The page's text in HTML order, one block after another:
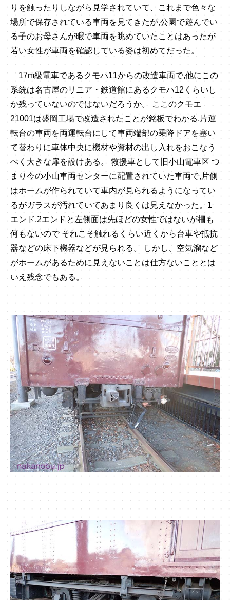
りを触ったりしながら見学されていて、これまで色々な
場所で保存されている車両を見てきたが,公園で遊んでい
る子のお母さんが暇で車両を眺めていたことはあったが
若い女性が車両を確認している姿は初めてだった。
17m級電車であるクモハ11からの改造車両で,他にこの
系統は名古屋のリニア・鉄道館にあるクモハ12くらいし
か残っていないのではないだろうか。 ここのクモエ
21001は盛岡工場で改造されたことが銘板でわかる,片運
転台の車両を両運転台にして車両端部の乗降ドアを塞い
て替わりに車体中央に機材や資材の出し入れをおこなう
べく大きな扉を設けある。 救援車として旧小山電車区 つ
まり今の小山車両センターに配置されていた車両で,片側
はホームが作られていて車内が見られるようになってい
るがガラスが汚れていてあまり良くは見えなかった。1
エンド,2エンドと左側面は先ほどの女性ではないが柵も
何もないので それこそ触れるくらい近くから台車や抵抗
器などの床下機器などが見られる。 しかし、空気溜など
がホームがあるために見えないことは仕方ないこととは
いえ残念でもある。